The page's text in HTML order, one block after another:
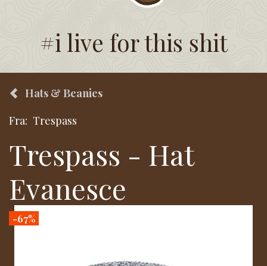
#i live for this shit
Hats & Beanies
Fra: Trespass
Trespass - Hat
Evanesce
-67%